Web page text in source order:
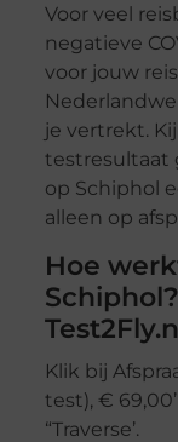
Voor veel
negatieve
voor jouw
je vertrekt.
testresultaat
op Schiphol
alleen op
Hoe
Klik bij
test), €
“Traverse’.